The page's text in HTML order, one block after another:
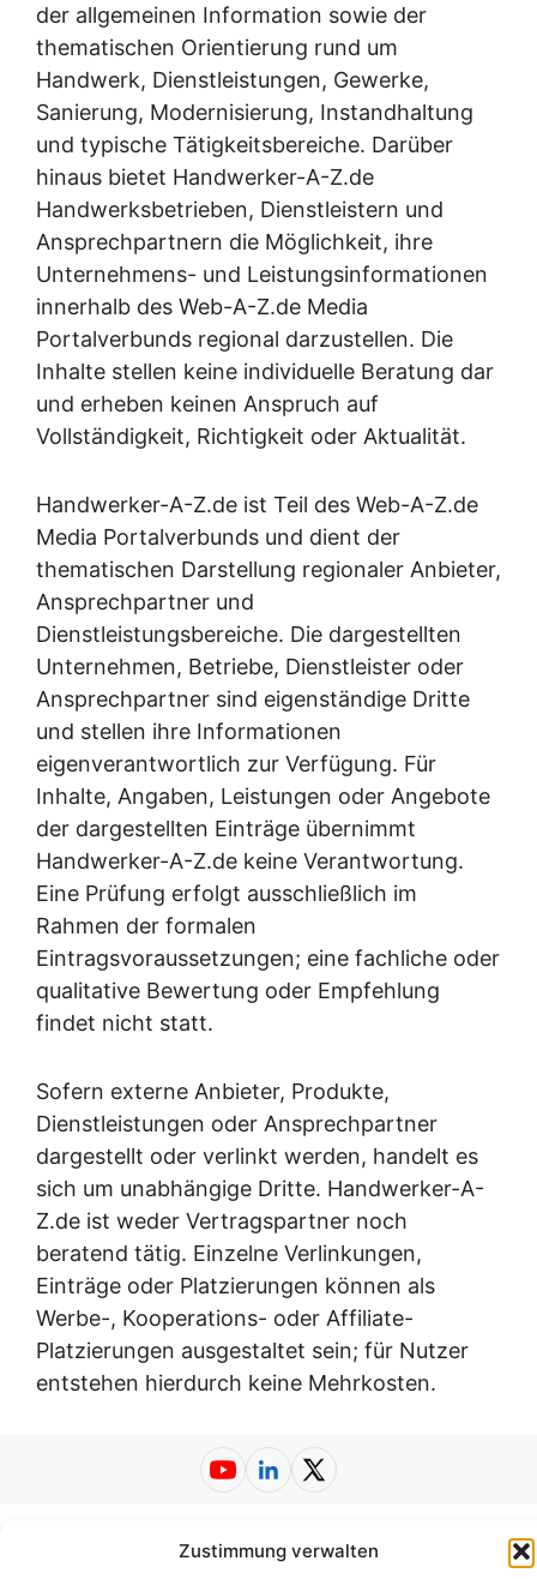
Zustimmung verwalten
der allgemeinen Information sowie der
thematischen Orientierung rund um
Handwerk, Dienstleistungen, Gewerke,
Sanierung, Modernisierung, Instandhaltung
und typische Tätigkeitsbereiche. Darüber
hinaus bietet Handwerker-A-Z.de
Handwerksbetrieben, Dienstleistern und
Ansprechpartnern die Möglichkeit, ihre
Unternehmens- und Leistungsinformationen
innerhalb des Web-A-Z.de Media
Portalverbunds regional darzustellen. Die
Inhalte stellen keine individuelle Beratung dar
und erheben keinen Anspruch auf
Vollständigkeit, Richtigkeit oder Aktualität.
Handwerker-A-Z.de ist Teil des Web-A-Z.de
Media Portalverbunds und dient der
thematischen Darstellung regionaler Anbieter,
Ansprechpartner und
Dienstleistungsbereiche. Die dargestellten
Unternehmen, Betriebe, Dienstleister oder
Ansprechpartner sind eigenständige Dritte
und stellen ihre Informationen
eigenverantwortlich zur Verfügung. Für
Inhalte, Angaben, Leistungen oder Angebote
der dargestellten Einträge übernimmt
Handwerker-A-Z.de keine Verantwortung.
Eine Prüfung erfolgt ausschließlich im
Rahmen der formalen
Eintragsvoraussetzungen; eine fachliche oder
qualitative Bewertung oder Empfehlung
findet nicht statt.
Sofern externe Anbieter, Produkte,
Dienstleistungen oder Ansprechpartner
dargestellt oder verlinkt werden, handelt es
sich um unabhängige Dritte. Handwerker-A-
Z.de ist weder Vertragspartner noch
beratend tätig. Einzelne Verlinkungen,
Einträge oder Platzierungen können als
Werbe-, Kooperations- oder Affiliate-
Platzierungen ausgestaltet sein; für Nutzer
entstehen hierdurch keine Mehrkosten.
Impressum |Datenschutzerklärung
AGB